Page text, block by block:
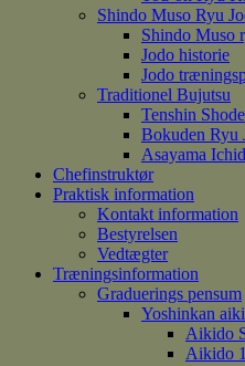
Shindo Muso Ryu
Shindo Muso
Jodo historie
Jodo
Traditionel Bujutsu
Tenshin
Bokuden Ryu
Asayama
Chefinstruktør
Praktisk information
Kontakt information
Bestyrelsen
Vedtægter
Træningsinformation
Graduerings pensum
Yoshinkan
Aikido
Aikido